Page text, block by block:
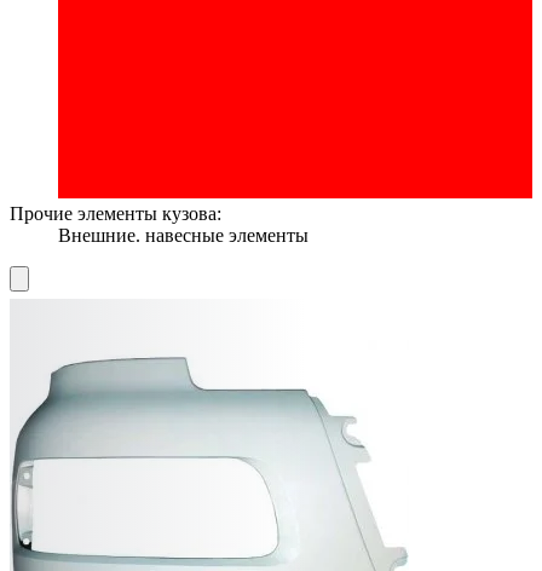
Прочие элементы кузова:
Внешние. навесные элементы